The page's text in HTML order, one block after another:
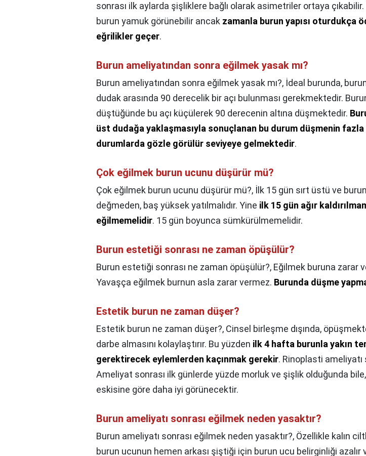
sonrası ilk aylarda şişliklere bağlı olarak asimetriler ortaya
burun yamuk görünebilir ancak zamanla burun yapısı oturdukça
eğrilikler geçer.
Burun ameliyatından sonra eğilmek yasak mı?
Burun ameliyatından sonra eğilmek yasak mı?, İdeal burunda,
dudak arasında 90 derecelik bir açı bulunması gerekmektedir.
düştüğünde bu açı küçülerek 90 derecenin altına düşmektedir.
üst dudağa yaklaşmasıyla sonuçlanan bu durum düşmenin
durumlarda gözle görülür seviyeye gelmektedir.
Çok eğilmek burun ucunu düşürür mü?
Çok eğilmek burun ucunu düşürür mü?, İlk 15 gün sırt üstü ve
değmeden, baş yüksek yatılmalıdır. Yine ilk 15 gün ağır
eğilmemelidir. 15 gün boyunca sümkürülmemelidir.
Burun estetiği sonrası ne zaman öpüşülür?
Burun estetiği sonrası ne zaman öpüşülür?, Eğilmek buruna zarar
Yavaşça eğilmek burnun asla zarar vermez. Burunda düşme
Estetik burun ne zaman düşer?
Estetik burun ne zaman düşer?, Cinsel birleşme dışında,
darbe almasını kolaylaştırır. Bu yüzden ilk 4 hafta burunla yakın
gerektirecek eylemlerden kaçınmak gerekir. Rinoplasti ameliyatı
Ameliyat sonrası ilk günlerde yüzde morluk ve şişlik olduğunda bile,
eskisine göre daha iyi görünecektir.
Burun ameliyatı sonrası eğilmek neden yasaktır?
Burun ameliyatı sonrası eğilmek neden yasaktır?, Özellikle kalın
burun ucunun hemen arkası şiştiği için burun ucu belirginliği azalır